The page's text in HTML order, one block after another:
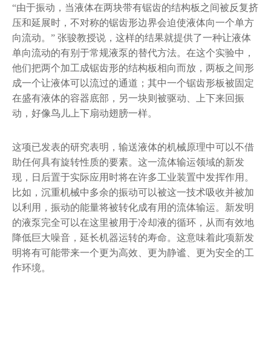
“由于振动，当液体在两块带有锯齿的结构板之间被反复挤
压和延展时，不对称的锯齿形边界会迫使液体向一个单方
向流动。” 张骏教授说，这样的结果就提供了一种让液体
单向流动的有别于常规液泵的替代方法。在这个实验中，
他们把两个加工成锯齿形的结构板相向而放，两板之间形
成一个让液体可以流过的通道；其中一个锯齿形板被固定
在盛有液体的容器底部，另一块则被驱动、上下来回振
动，好像鸟儿上下扇动翅膀一样。
这项已发表的研究表明，输送液体的机械原理中可以不借
助任何具有旋转性质的要素。这一流体输运领域的新发
现，日后置于实际应用时将在许多工业装置中发挥作用。
比如，沉重机械中多余的振动可以被这一技术吸收并被加
以利用，振动的能量将被转化成有用的流体输运。新发明
的液泵完全可以在这里被用于冷却液的循环，从而有效地
降低巨大噪音，延长机器运转的寿命。这意味着此项新发
明将有可能带来一个更为高效、更为静谧、更为安全的工
作环境。